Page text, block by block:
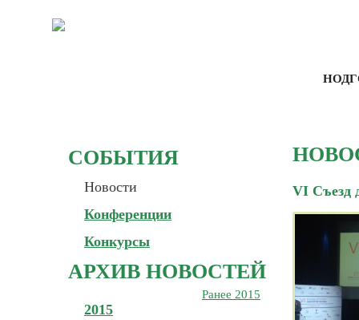
СОБЫТИЯ
Новости
Конференции
Конкурсы
АРХИВ НОВОСТЕЙ
Ранее 2015
2015
VI Съезд